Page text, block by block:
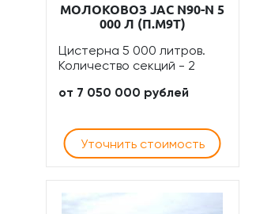
МОЛОКОВОЗ JAC N90-N 5
000 Л (П.М9Т)
Цистерна 5 000 литров.
Количество секций - 2
от 7 050 000 рублей
Уточнить стоимость